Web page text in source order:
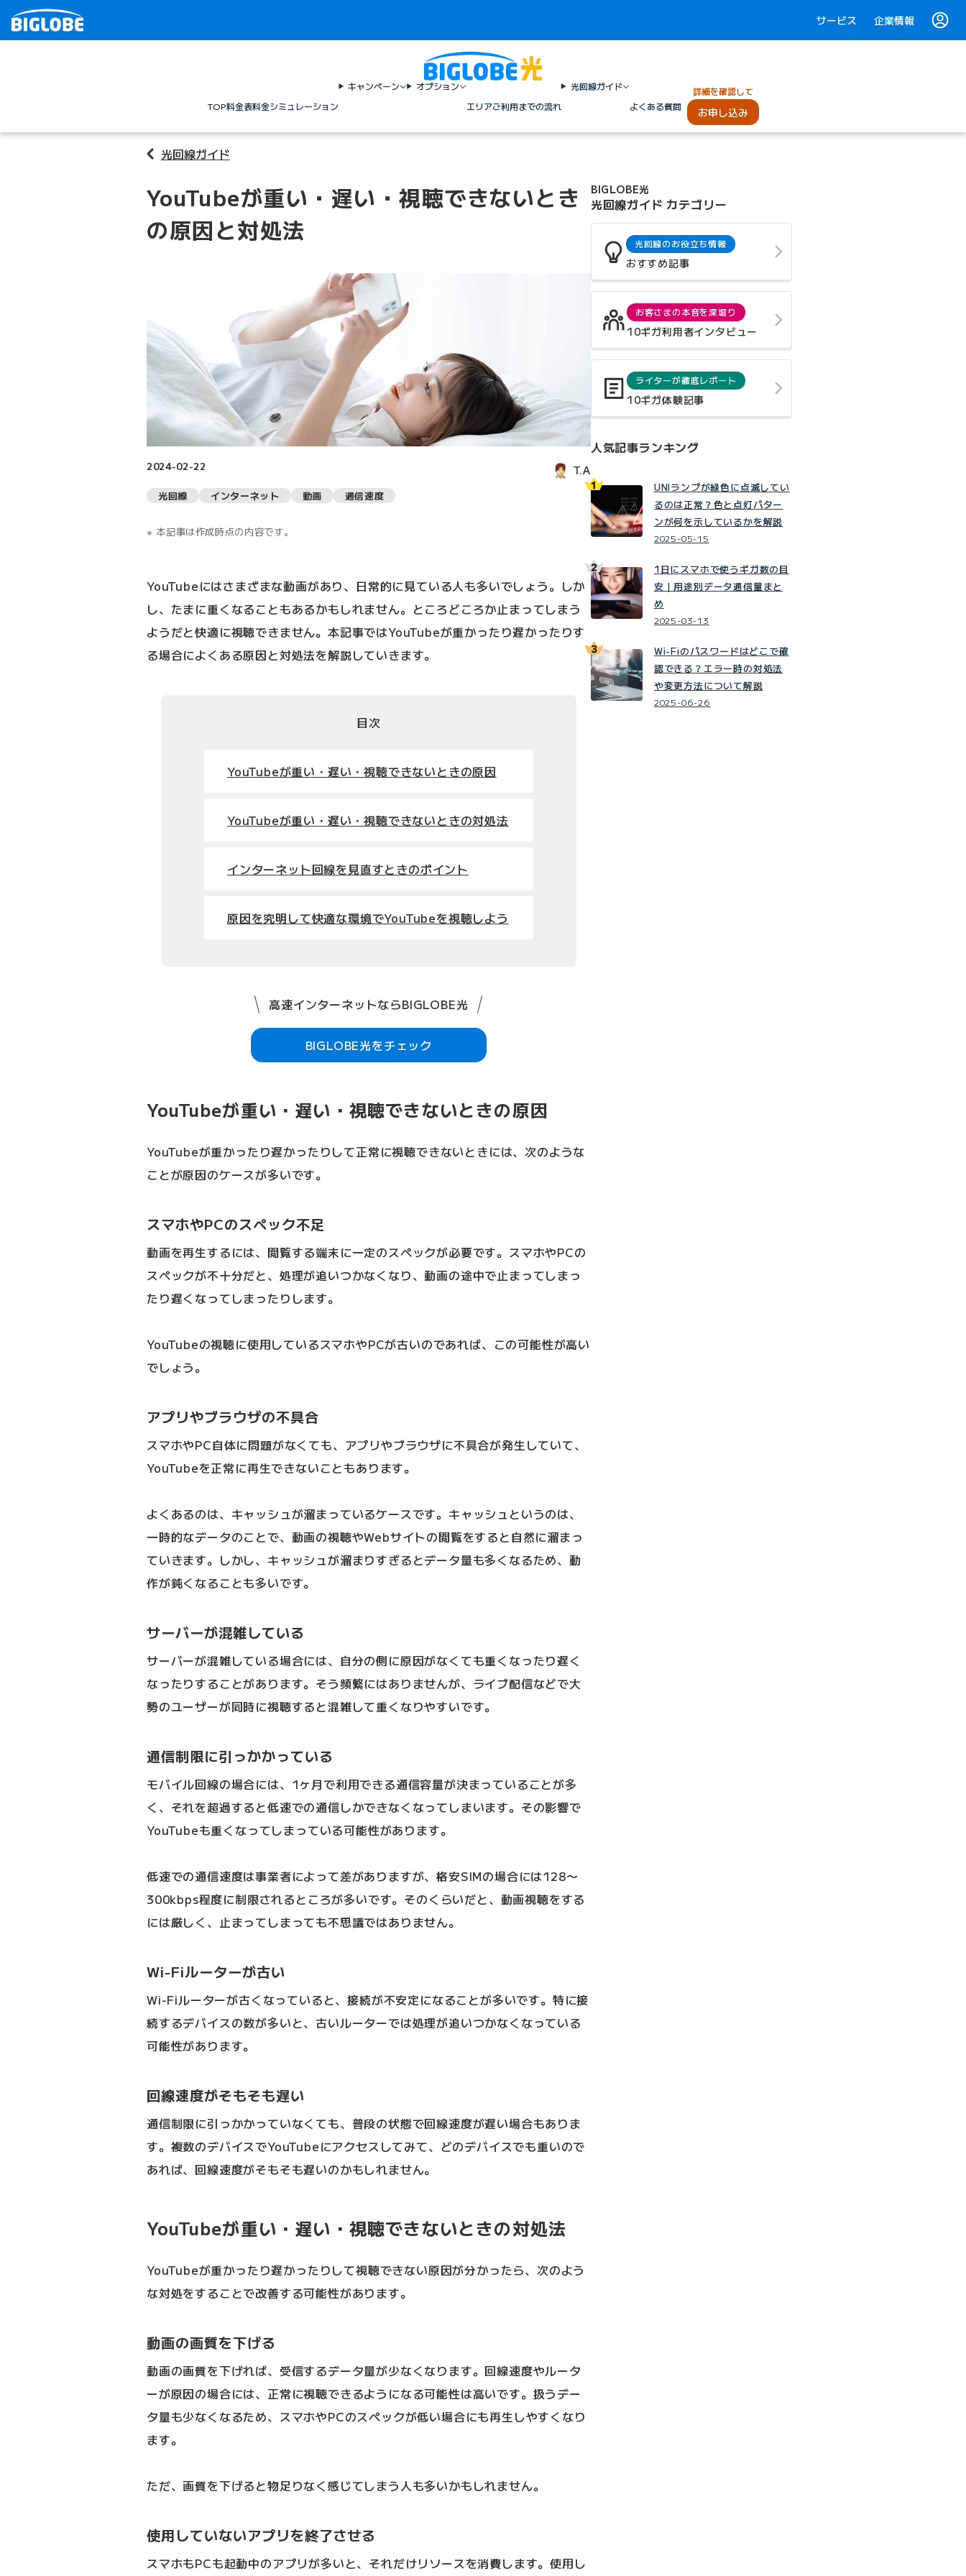
サービス 企業情報
TOP料金表料金シミュレーション
キャンペーン
オプション
エリアご利用までの流れ
光回線ガイド
よくある質問
詳細を確認して
お申し込み
光回線ガイド
YouTubeが重い・遅い・視聴できないとき
の原因と対処法
2024-02-22 T.A
光回線 インターネット 動画 通信速度
本記事は作成時点の内容です。
YouTubeにはさまざまな動画があり、日常的に見ている人も多いでしょう。しか
し、たまに重くなることもあるかもしれません。ところどころか止まってしまう
ようだと快適に視聴できません。本記事ではYouTubeが重かったり遅かったりす
る場合によくある原因と対処法を解説していきます。
目次
YouTubeが重い・遅い・視聴できないときの原因
YouTubeが重い・遅い・視聴できないときの対処法
インターネット回線を見直すときのポイント
原因を究明して快適な環境でYouTubeを視聴しよう
高速インターネットならBIGLOBE光
BIGLOBE光をチェック
YouTubeが重い・遅い・視聴できないときの原因
YouTubeが重かったり遅かったりして正常に視聴できないときには、次のような
ことが原因のケースが多いです。
スマホやPCのスペック不足
動画を再生するには、閲覧する端末に一定のスペックが必要です。スマホやPCの
スペックが不十分だと、処理が追いつかなくなり、動画の途中で止まってしまっ
たり遅くなってしまったりします。
YouTubeの視聴に使用しているスマホやPCが古いのであれば、この可能性が高い
でしょう。
アプリやブラウザの不具合
スマホやPC自体に問題がなくても、アプリやブラウザに不具合が発生していて、
YouTubeを正常に再生できないこともあります。
よくあるのは、キャッシュが溜まっているケースです。キャッシュというのは、
一時的なデータのことで、動画の視聴やWebサイトの閲覧をすると自然に溜まっ
ていきます。しかし、キャッシュが溜まりすぎるとデータ量も多くなるため、動
作が鈍くなることも多いです。
サーバーが混雑している
サーバーが混雑している場合には、自分の側に原因がなくても重くなったり遅く
なったりすることがあります。そう頻繁にはありませんが、ライブ配信などで大
勢のユーザーが同時に視聴すると混雑して重くなりやすいです。
通信制限に引っかかっている
モバイル回線の場合には、1ヶ月で利用できる通信容量が決まっていることが多
く、それを超過すると低速での通信しかできなくなってしまいます。その影響で
YouTubeも重くなってしまっている可能性があります。
低速での通信速度は事業者によって差がありますが、格安SIMの場合には128〜
300kbps程度に制限されるところが多いです。そのくらいだと、動画視聴をする
には厳しく、止まってしまっても不思議ではありません。
Wi-Fiルーターが古い
Wi-Fiルーターが古くなっていると、接続が不安定になることが多いです。特に接
続するデバイスの数が多いと、古いルーターでは処理が追いつかなくなっている
可能性があります。
回線速度がそもそも遅い
通信制限に引っかかっていなくても、普段の状態で回線速度が遅い場合もありま
す。複数のデバイスでYouTubeにアクセスしてみて、どのデバイスでも重いので
あれば、回線速度がそもそも遅いのかもしれません。
YouTubeが重い・遅い・視聴できないときの対処法
YouTubeが重かったり遅かったりして視聴できない原因が分かったら、次のよう
な対処をすることで改善する可能性があります。
動画の画質を下げる
動画の画質を下げれば、受信するデータ量が少なくなります。回線速度やルータ
ーが原因の場合には、正常に視聴できるようになる可能性は高いです。扱うデー
タ量も少なくなるため、スマホやPCのスペックが低い場合にも再生しやすくなり
ます。
ただ、画質を下げると物足りなく感じてしまう人も多いかもしれません。
使用していないアプリを終了させる
スマホもPCも起動中のアプリが多いと、それだけリソースを消費します。使用し
BIGLOBE光
光回線ガイド カテゴリー
光回線のお役立ち情報
おすすめ記事
お客さまの本音を深堀り
10ギガ利用者インタビュー
ライターが徹底レポート
10ギガ体験記事
人気記事ランキング
UNIランプが緑色に点滅してい
るのは正常？色と点灯パター
ンが何を示しているかを解説
2025-05-15
1日にスマホで使うギガ数の目
安｜用途別データ通信量まと
め
2025-03-13
Wi-Fiのパスワードはどこで確
認できる？エラー時の対処法
や変更方法について解説
2025-06-26